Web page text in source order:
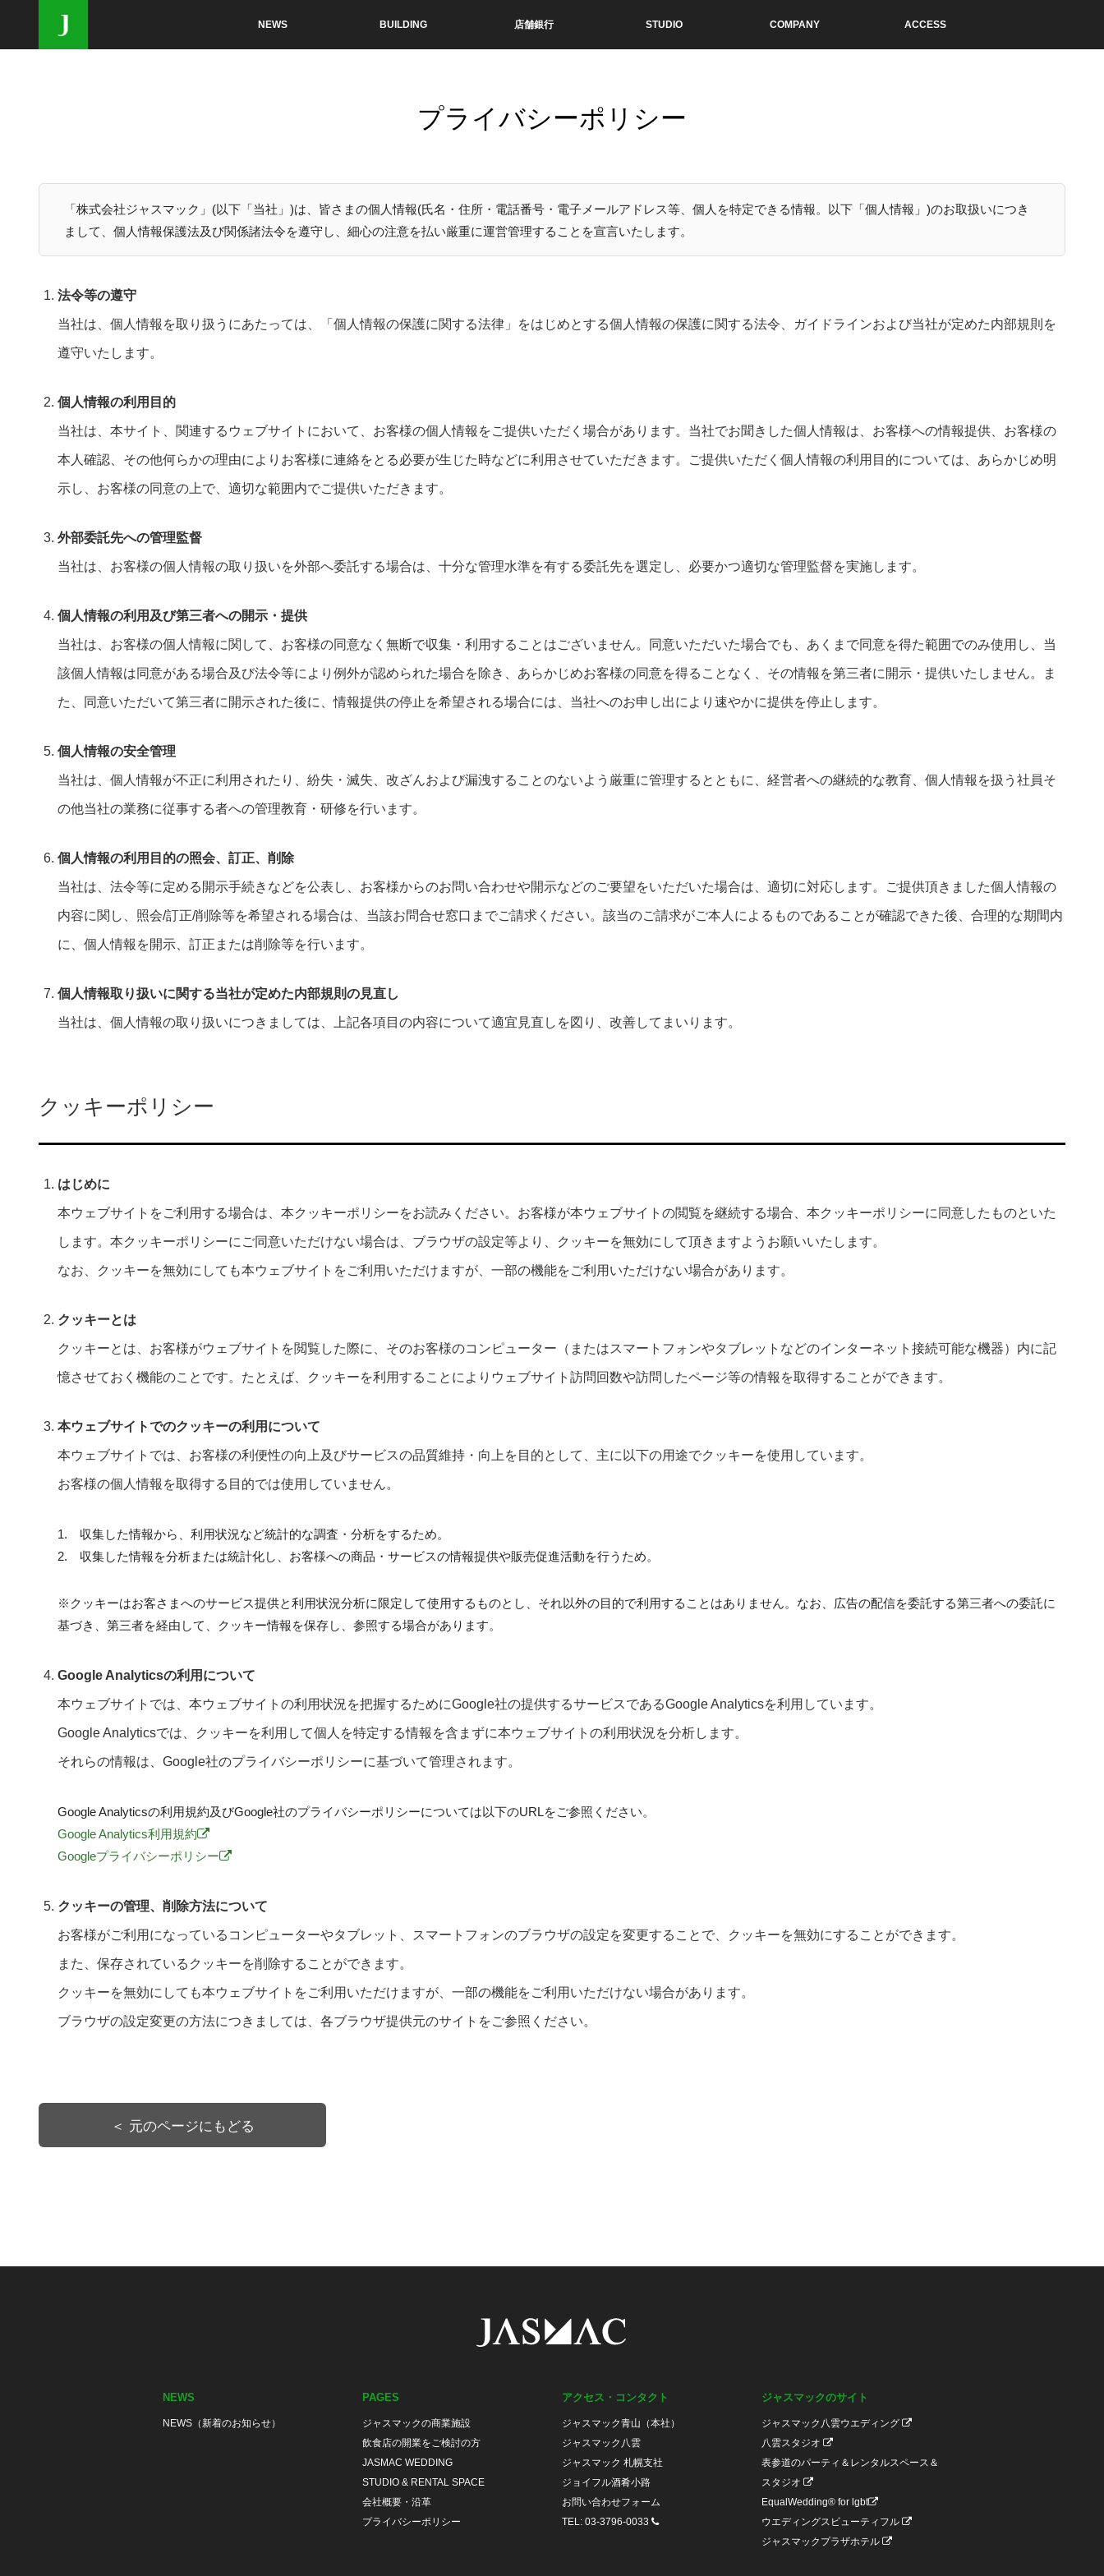
NEWS BUILDING 店舗銀行 STUDIO COMPANY ACCESS
プライバシーポリシー
「株式会社ジャスマック」(以下「当社」)は、皆さまの個人情報(氏名・住所・電話番号・電子メールアドレス等、個人を特定できる情報。以下「個人情報」)のお取扱いにつき
まして、個人情報保護法及び関係諸法令を遵守し、細心の注意を払い厳重に運営管理することを宣言いたします。
法令等の遵守
当社は、個人情報を取り扱うにあたっては、「個人情報の保護に関する法律」をはじめとする個人情報の保護に関する法令、ガイドラインおよび当社が定めた内部規則を
遵守いたします。
個人情報の利用目的
当社は、本サイト、関連するウェブサイトにおいて、お客様の個人情報をご提供いただく場合があります。当社でお聞きした個人情報は、お客様への情報提供、お客様の
本人確認、その他何らかの理由によりお客様に連絡をとる必要が生じた時などに利用させていただきます。ご提供いただく個人情報の利用目的については、あらかじめ明
示し、お客様の同意の上で、適切な範囲内でご提供いただきます。
外部委託先への管理監督
当社は、お客様の個人情報の取り扱いを外部へ委託する場合は、十分な管理水準を有する委託先を選定し、必要かつ適切な管理監督を実施します。
個人情報の利用及び第三者への開示・提供
当社は、お客様の個人情報に関して、お客様の同意なく無断で収集・利用することはございません。同意いただいた場合でも、あくまで同意を得た範囲でのみ使用し、当
該個人情報は同意がある場合及び法令等により例外が認められた場合を除き、あらかじめお客様の同意を得ることなく、その情報を第三者に開示・提供いたしません。ま
た、同意いただいて第三者に開示された後に、情報提供の停止を希望される場合には、当社へのお申し出により速やかに提供を停止します。
個人情報の安全管理
当社は、個人情報が不正に利用されたり、紛失・滅失、改ざんおよび漏洩することのないよう厳重に管理するとともに、経営者への継続的な教育、個人情報を扱う社員そ
の他当社の業務に従事する者への管理教育・研修を行います。
個人情報の利用目的の照会、訂正、削除
当社は、法令等に定める開示手続きなどを公表し、お客様からのお問い合わせや開示などのご要望をいただいた場合は、適切に対応します。ご提供頂きました個人情報の
内容に関し、照会/訂正/削除等を希望される場合は、当該お問合せ窓口までご請求ください。該当のご請求がご本人によるものであることが確認できた後、合理的な期間内
に、個人情報を開示、訂正または削除等を行います。
個人情報取り扱いに関する当社が定めた内部規則の見直し
当社は、個人情報の取り扱いにつきましては、上記各項目の内容について適宜見直しを図り、改善してまいります。
クッキーポリシー
はじめに
本ウェブサイトをご利用する場合は、本クッキーポリシーをお読みください。お客様が本ウェブサイトの閲覧を継続する場合、本クッキーポリシーに同意したものといた
します。本クッキーポリシーにご同意いただけない場合は、ブラウザの設定等より、クッキーを無効にして頂きますようお願いいたします。
なお、クッキーを無効にしても本ウェブサイトをご利用いただけますが、一部の機能をご利用いただけない場合があります。
クッキーとは
クッキーとは、お客様がウェブサイトを閲覧した際に、そのお客様のコンピューター（またはスマートフォンやタブレットなどのインターネット接続可能な機器）内に記
憶させておく機能のことです。たとえば、クッキーを利用することによりウェブサイト訪問回数や訪問したページ等の情報を取得することができます。
本ウェブサイトでのクッキーの利用について
本ウェブサイトでは、お客様の利便性の向上及びサービスの品質維持・向上を目的として、主に以下の用途でクッキーを使用しています。
お客様の個人情報を取得する目的では使用していません。
1. 収集した情報から、利用状況など統計的な調査・分析をするため。
2. 収集した情報を分析または統計化し、お客様への商品・サービスの情報提供や販売促進活動を行うため。
※クッキーはお客さまへのサービス提供と利用状況分析に限定して使用するものとし、それ以外の目的で利用することはありません。なお、広告の配信を委託する第三者への委託に
基づき、第三者を経由して、クッキー情報を保存し、参照する場合があります。
Google Analyticsの利用について
本ウェブサイトでは、本ウェブサイトの利用状況を把握するためにGoogle社の提供するサービスであるGoogle Analyticsを利用しています。
Google Analyticsでは、クッキーを利用して個人を特定する情報を含まずに本ウェブサイトの利用状況を分析します。
それらの情報は、Google社のプライバシーポリシーに基づいて管理されます。
Google Analyticsの利用規約及びGoogle社のプライバシーポリシーについては以下のURLをご参照ください。
Google Analytics利用規約
Googleプライバシーポリシー
クッキーの管理、削除方法について
お客様がご利用になっているコンピューターやタブレット、スマートフォンのブラウザの設定を変更することで、クッキーを無効にすることができます。
また、保存されているクッキーを削除することができます。
クッキーを無効にしても本ウェブサイトをご利用いただけますが、一部の機能をご利用いただけない場合があります。
ブラウザの設定変更の方法につきましては、各ブラウザ提供元のサイトをご参照ください。
＜ 元のページにもどる
NEWS
NEWS（新着のお知らせ）
PAGES
ジャスマックの商業施設
飲食店の開業をご検討の方
JASMAC WEDDING
STUDIO & RENTAL SPACE
会社概要・沿革
プライバシーポリシー
アクセス・コンタクト
ジャスマック青山（本社）
ジャスマック八雲
ジャスマック 札幌支社
ジョイフル酒肴小路
お問い合わせフォーム
TEL: 03-3796-0033
ジャスマックのサイト
ジャスマック八雲ウエディング
八雲スタジオ
表参道のパーティ＆レンタルスペース＆
スタジオ
EqualWedding® for lgbt
ウエディングスビューティフル
ジャスマックプラザホテル